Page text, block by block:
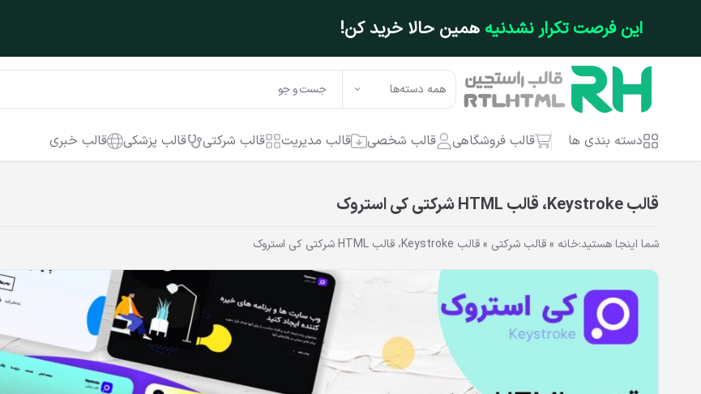
این فرصت تکرار نشدنیه همین حالا خرید کن!
همه دسته‌ها
دسته بندی ها قالب فروشگاهی قالب شخصی قالب مدیریت قالب شرکتی قالب پزشکی قالب خبری
قالب Keystroke، قالب HTML شرکتی کی استروک
شما اینجا هستید:خانه »قالب شرکتی »قالب Keystroke، قالب HTML شرکتی کی استروک